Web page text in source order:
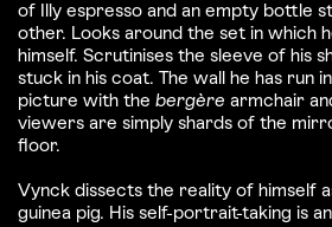
of Illy espresso and an empty bottle
other. Looks around the set in which
himself. Scrutinises the sleeve of his
stuck in his coat. The wall he has run
picture with the bergère armchair
viewers are simply shards of the
floor.
Vynck dissects the reality of himself
guinea pig. His self-portrait-taking is